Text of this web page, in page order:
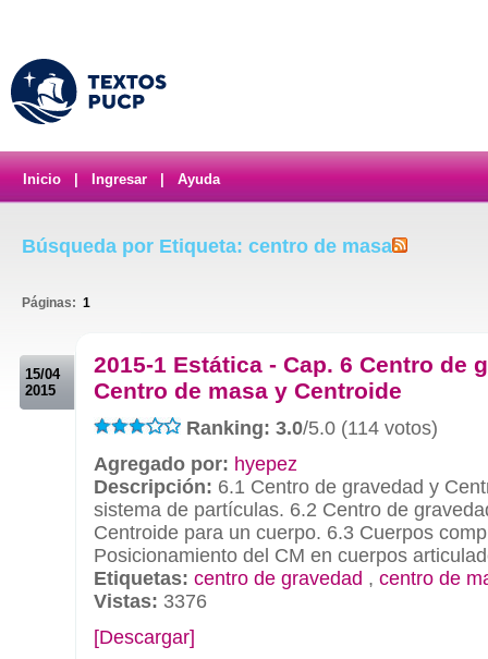
Inicio Ingresar Ayuda
Búsqueda por Etiqueta: centro de masa
Páginas: 1
15/04
2015
2015-1 Estática - Cap. 6 Centro de
Centro de masa y Centroide
Ranking: 3.0/5.0 (114 votos)
Agregado por: hyepez
Descripción: 6.1 Centro de gravedad y
sistema de partículas. 6.2 Centro de
Centroide para un cuerpo. 6.3 Cuerpos
Posicionamiento del CM en cuerpos
Etiquetas: centro de gravedad , centro de
Vistas: 3376
[Descargar]